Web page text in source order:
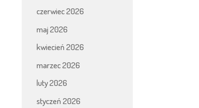
czerwiec 2026
maj 2026
kwiecień 2026
marzec 2026
luty 2026
styczeń 2026